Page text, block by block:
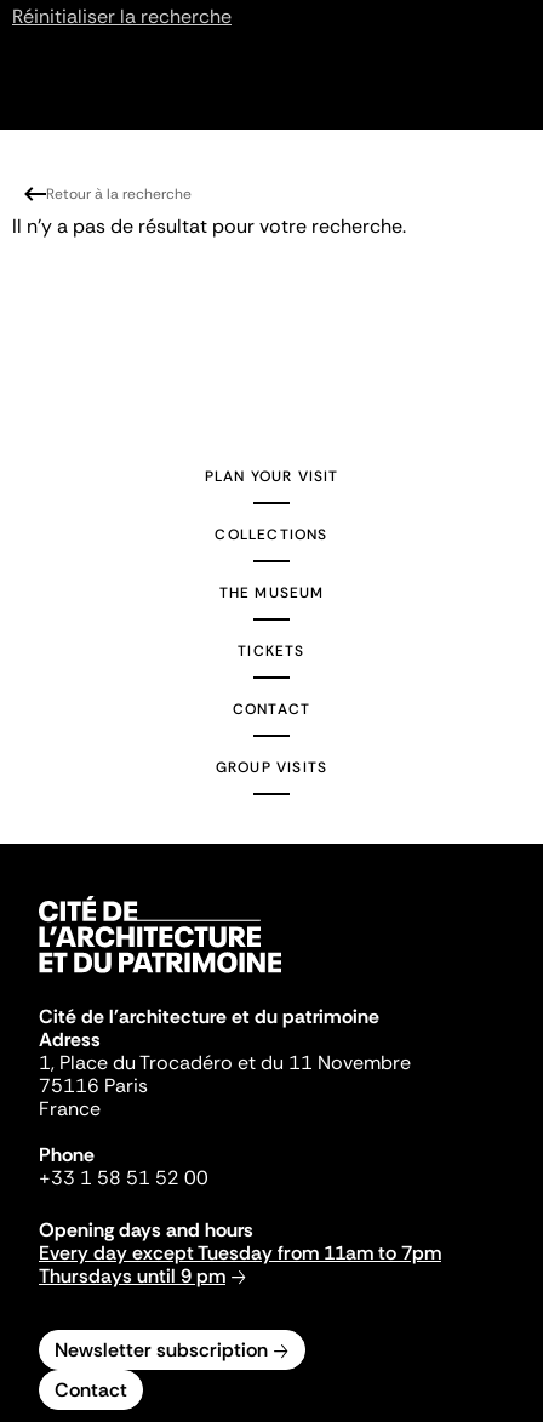
Réinitialiser la recherche
Retour à la recherche
Il n'y a pas de résultat pour votre recherche.
PLAN YOUR VISIT
COLLECTIONS
THE MUSEUM
TICKETS
CONTACT
GROUP VISITS
Cité de l'architecture et du patrimoine
Adress
1, Place du Trocadéro et du 11 Novembre
75116 Paris
France
Phone
+33 1 58 51 52 00
Opening days and hours
Every day except Tuesday from 11am to 7pm
Thursdays until 9 pm
Newsletter subscription
Contact